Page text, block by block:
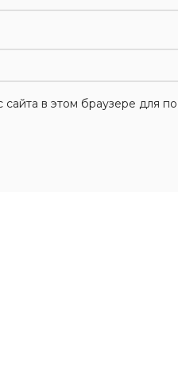
в этом браузере для